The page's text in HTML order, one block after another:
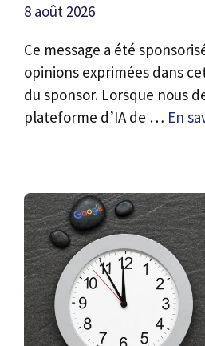
8 août 2026
Ce message a été
opinions exprimées dans
du sponsor. Lorsque nous
plateforme d’IA de … En